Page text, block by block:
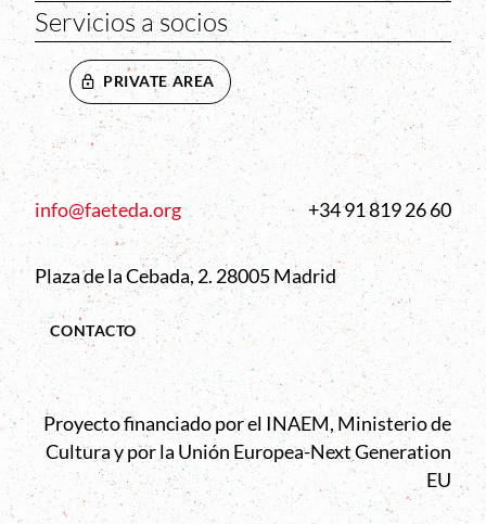
Servicios a socios
PRIVATE AREA
info@faeteda.org +34 91 819 26 60
Plaza de la Cebada, 2. 28005 Madrid
CONTACTO
Proyecto financiado por el INAEM, Ministerio de
Cultura y por la Unión Europea-Next Generation
EU